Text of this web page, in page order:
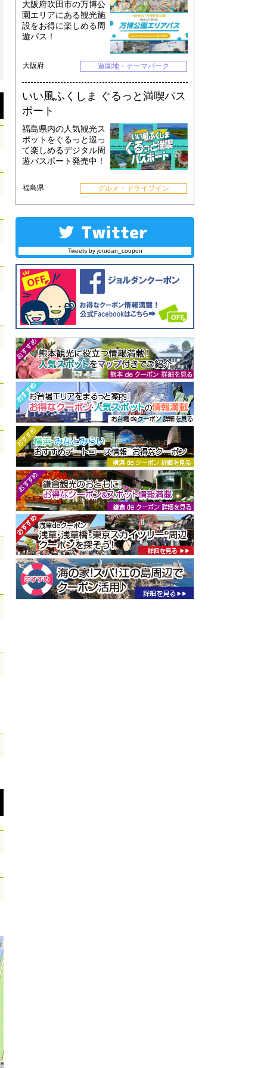
大阪府吹田市の万博公
園エリアにある観光施
設をお得に楽しめる周
遊パス！
大阪府 遊園地・テーマパーク
いい風ふくしま ぐるっと満喫パス
ポート
福島県内の人気観光ス
ポットをぐるっと巡っ
て楽しめるデジタル周
遊パスポート発売中！
福島県 グルメ・ドライブイン
Tweets by jorudan_coupon